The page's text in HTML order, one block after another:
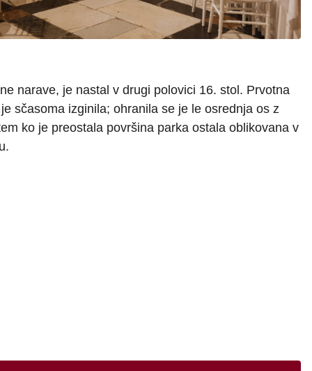
narave, je nastal v drugi polovici 16. stol. Prvotna
sčasoma izginila; ohranila se je le osrednja os z
ko je preostala površina parka ostala oblikovana v